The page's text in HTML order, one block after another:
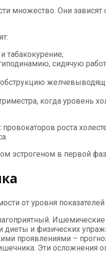
множество. Они
табакокурение;
сидячую
когда уровень
роста
эстрогеном в первой
от уровня
и физических
проявлениями –
Эти